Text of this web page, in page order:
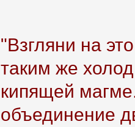
"Взгляни на
таким же
кипящей
объединение